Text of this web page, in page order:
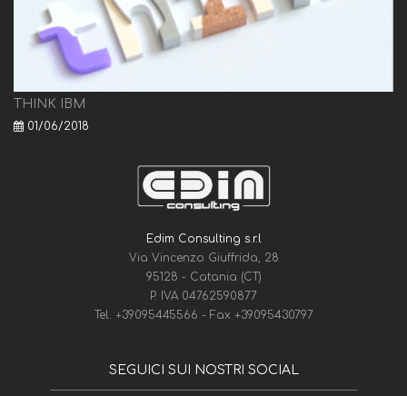
THINK IBM
01/06/2018
Edim Consulting s.r.l
Via Vincenzo Giuffrida, 28
95128 - Catania (CT)
P. IVA 04762590877
Tel.
+39095445566 - Fax +39095430797
SEGUICI SUI NOSTRI SOCIAL